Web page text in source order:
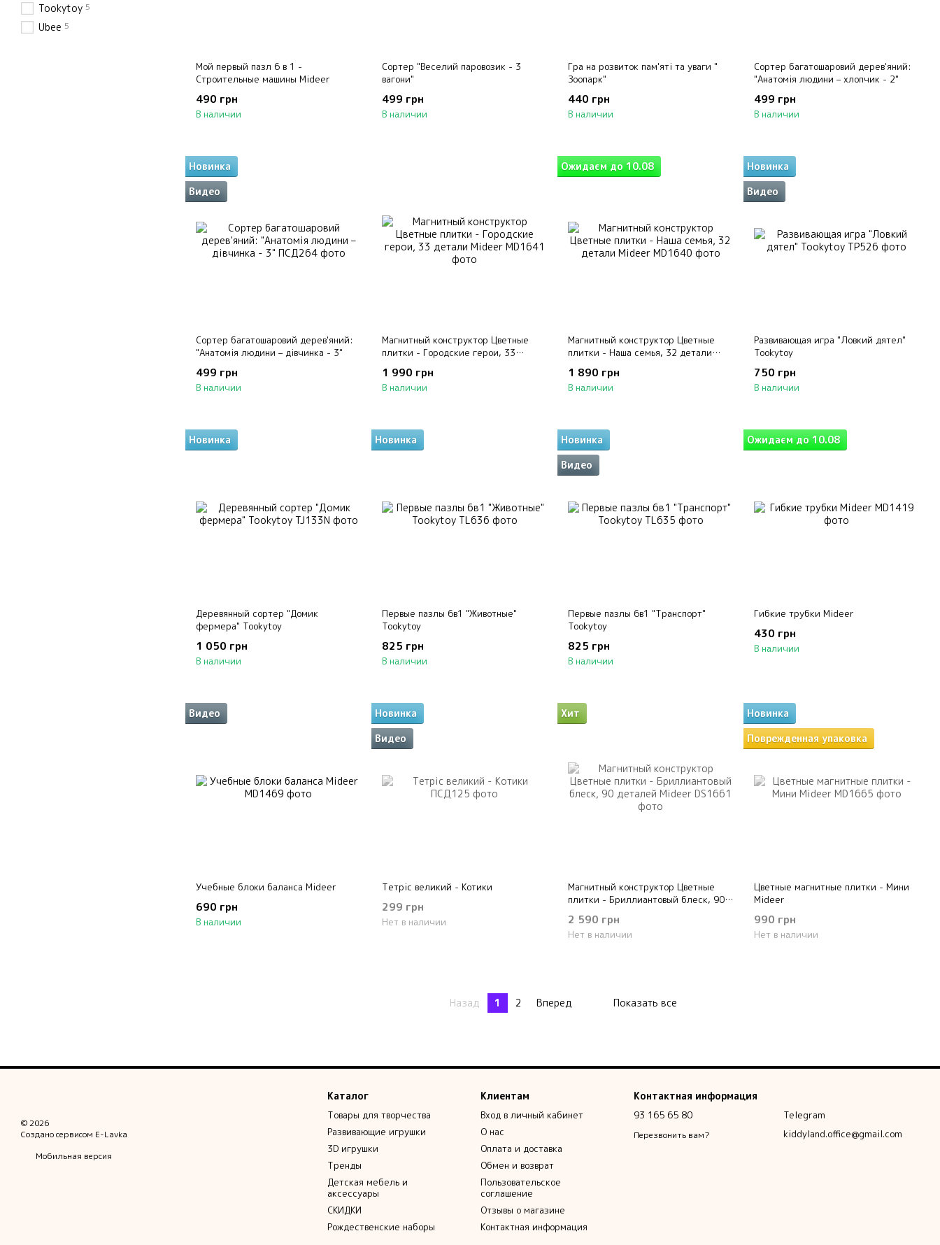
Мой первый пазл 6 в 1 -
Строительные машины Mideer
490 грн
В наличии
Сортер "Веселий паровозик - 3
вагони"
499 грн
В наличии
Гра на розвиток пам'яті та уваги "
Зоопарк"
440 грн
В наличии
Сортер багатошаровий дерев'яний:
"Анатомія людини – хлопчик - 2"
499 грн
В наличии
Новинка
Видео
Сортер багатошаровий дерев'яний:
"Анатомія людини – дівчинка - 3"
499 грн
В наличии
Магнитный конструктор Цветные
плитки - Городские герои, 33
1 990 грн
В наличии
Ожидаєм до 10.08
Магнитный конструктор Цветные
плитки - Наша семья, 32 детали
1 890 грн
В наличии
Новинка
Видео
Развивающая игра "Ловкий дятел"
Tookytoy
750 грн
В наличии
Новинка
Деревянный сортер "Домик
фермера" Tookytoy
1 050 грн
В наличии
Новинка
Первые пазлы 6в1 "Животные"
Tookytoy
825 грн
В наличии
Новинка
Видео
Первые пазлы 6в1 "Транспорт"
Tookytoy
825 грн
В наличии
Ожидаєм до 10.08
Гибкие трубки Mideer
430 грн
В наличии
Видео
Учебные блоки баланса Mideer
690 грн
В наличии
Новинка
Видео
Тетріс великий - Котики
299 грн
Нет в наличии
Хит
Магнитный конструктор Цветные
плитки - Бриллиантовый блеск, 90
2 590 грн
Нет в наличии
Новинка
Поврежденная упаковка
Цветные магнитные плитки - Мини
Mideer
990 грн
Нет в наличии
Назад 1 2 Вперед Показать все
Tookytoy 5
Ubee 5
© 2026
Создано сервисом E-Lavka
Мобильная версия
Каталог
Товары для творчества
Развивающие игрушки
3D игрушки
Тренды
Детская мебель и
аксессуары
СКИДКИ
Рождественские наборы
Клиентам
Вход в личный кабинет
О нас
Оплата и доставка
Обмен и возврат
Пользовательское
соглашение
Отзывы о магазине
Контактная информация
Контактная информация
93 165 65 80
Перезвонить вам?
Telegram
kiddyland.office@gmail.com